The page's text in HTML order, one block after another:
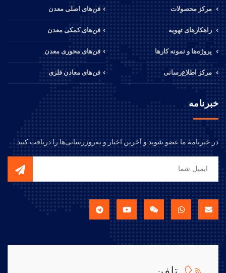
مرکز محصولات
راهکارهای تهویه
پروژه‌ها و نمونه کارها
مرکز اطلاع‌رسانی
فن‌های اصلی معدن
فن‌های کمکی معدن
فن‌های محوری معدن
فن‌های معادن فلزی
خبرنامه
در خبرنامهٔ ما عضو شوید و آخرین اخبار و به‌روزرسانی‌ها را دریافت کنید.